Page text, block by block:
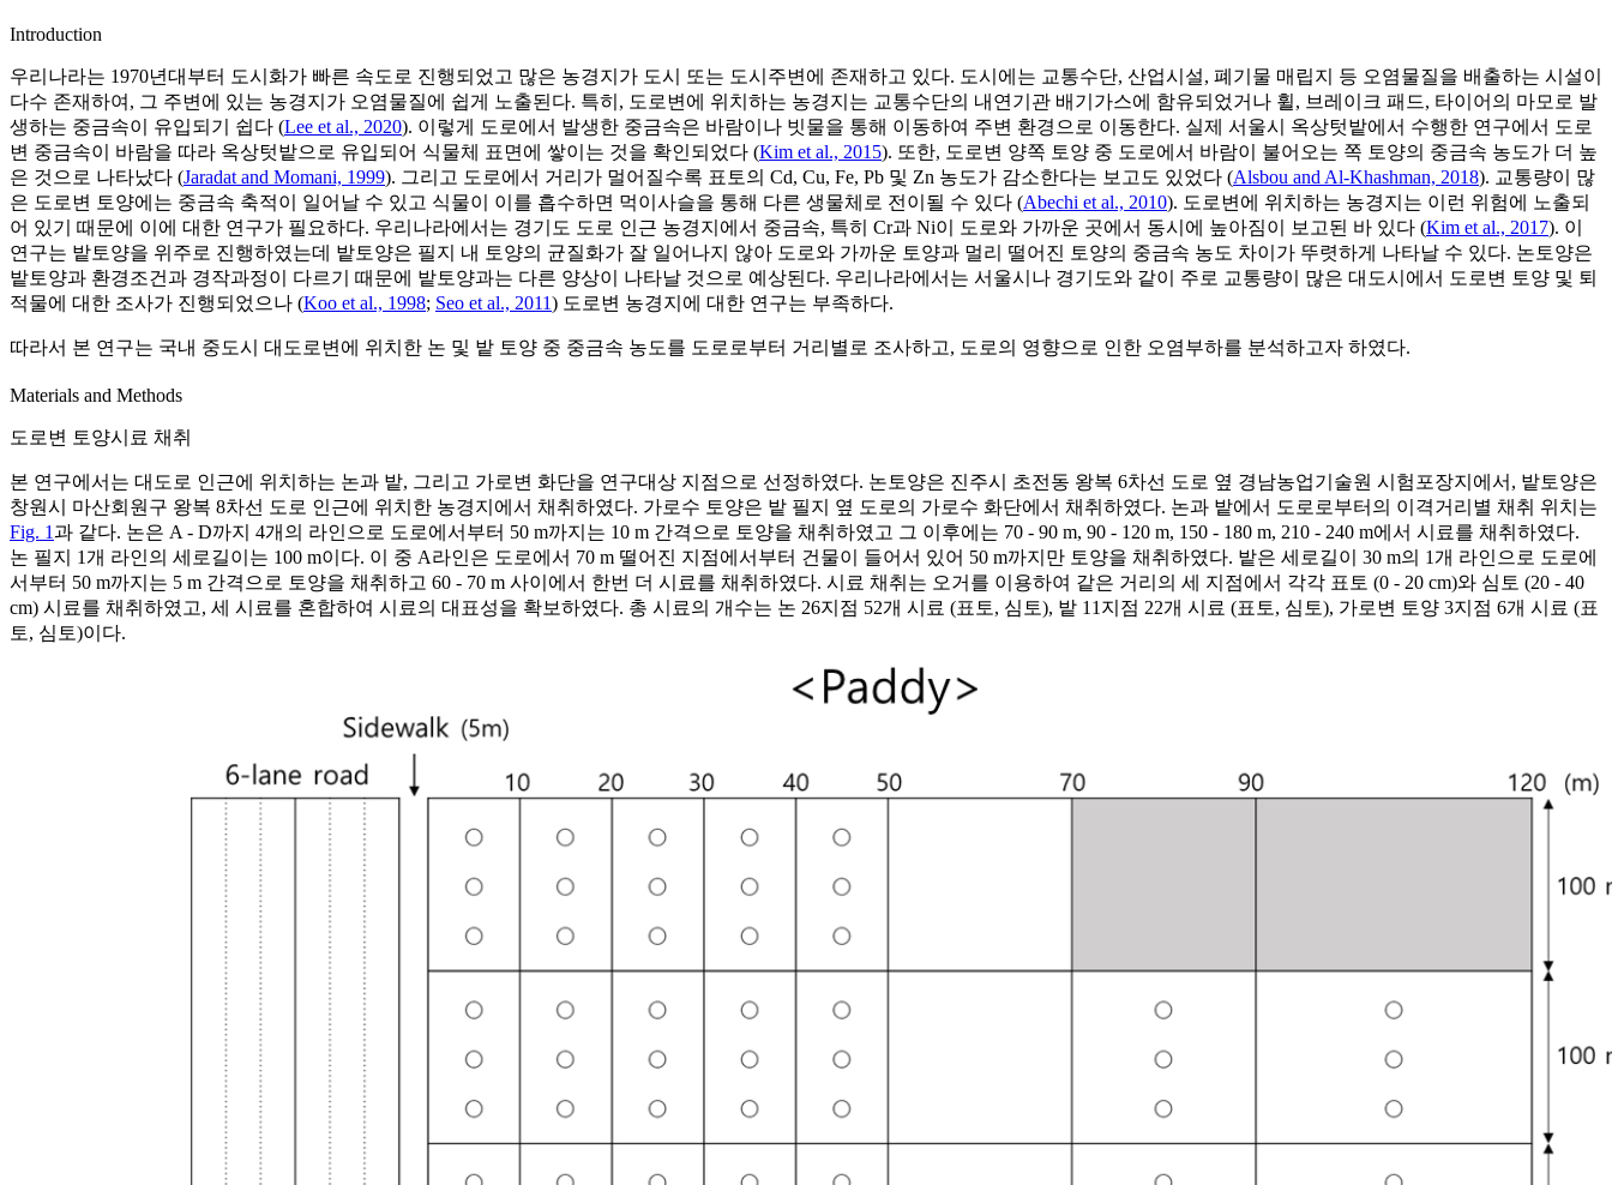
Introduction
우리나라는 1970년대부터 도시화가 빠른 속도로 진행되었고 많은 농경지가 도시 또는 도시주변에 존재하고 있다. 도시에는 교통수단, 산업시설, 폐기물 매립지 등 오염물질을 배출하는 시설이
다수 존재하여, 그 주변에 있는 농경지가 오염물질에 쉽게 노출된다. 특히, 도로변에 위치하는 농경지는 교통수단의 내연기관 배기가스에 함유되었거나 휠, 브레이크 패드, 타이어의 마모로 발
생하는 중금속이 유입되기 쉽다 (Lee et al., 2020). 이렇게 도로에서 발생한 중금속은 바람이나 빗물을 통해 이동하여 주변 환경으로 이동한다. 실제 서울시 옥상텃밭에서 수행한 연구에서 도로
변 중금속이 바람을 따라 옥상텃밭으로 유입되어 식물체 표면에 쌓이는 것을 확인되었다 (Kim et al., 2015). 또한, 도로변 양쪽 토양 중 도로에서 바람이 불어오는 쪽 토양의 중금속 농도가 더 높
은 것으로 나타났다 (Jaradat and Momani, 1999). 그리고 도로에서 거리가 멀어질수록 표토의 Cd, Cu, Fe, Pb 및 Zn 농도가 감소한다는 보고도 있었다 (Alsbou and Al-Khashman, 2018). 교통량이 많
은 도로변 토양에는 중금속 축적이 일어날 수 있고 식물이 이를 흡수하면 먹이사슬을 통해 다른 생물체로 전이될 수 있다 (Abechi et al., 2010). 도로변에 위치하는 농경지는 이런 위험에 노출되
어 있기 때문에 이에 대한 연구가 필요하다. 우리나라에서는 경기도 도로 인근 농경지에서 중금속, 특히 Cr과 Ni이 도로와 가까운 곳에서 동시에 높아짐이 보고된 바 있다 (Kim et al., 2017). 이
연구는 밭토양을 위주로 진행하였는데 밭토양은 필지 내 토양의 균질화가 잘 일어나지 않아 도로와 가까운 토양과 멀리 떨어진 토양의 중금속 농도 차이가 뚜렷하게 나타날 수 있다. 논토양은
밭토양과 환경조건과 경작과정이 다르기 때문에 밭토양과는 다른 양상이 나타날 것으로 예상된다. 우리나라에서는 서울시나 경기도와 같이 주로 교통량이 많은 대도시에서 도로변 토양 및 퇴
적물에 대한 조사가 진행되었으나 (Koo et al., 1998; Seo et al., 2011) 도로변 농경지에 대한 연구는 부족하다.
따라서 본 연구는 국내 중도시 대도로변에 위치한 논 및 밭 토양 중 중금속 농도를 도로로부터 거리별로 조사하고, 도로의 영향으로 인한 오염부하를 분석하고자 하였다.
Materials and Methods
도로변 토양시료 채취
본 연구에서는 대도로 인근에 위치하는 논과 밭, 그리고 가로변 화단을 연구대상 지점으로 선정하였다. 논토양은 진주시 초전동 왕복 6차선 도로 옆 경남농업기술원 시험포장지에서, 밭토양은
창원시 마산회원구 왕복 8차선 도로 인근에 위치한 농경지에서 채취하였다. 가로수 토양은 밭 필지 옆 도로의 가로수 화단에서 채취하였다. 논과 밭에서 도로로부터의 이격거리별 채취 위치는
Fig. 1과 같다. 논은 A - D까지 4개의 라인으로 도로에서부터 50 m까지는 10 m 간격으로 토양을 채취하였고 그 이후에는 70 - 90 m, 90 - 120 m, 150 - 180 m, 210 - 240 m에서 시료를 채취하였다.
논 필지 1개 라인의 세로길이는 100 m이다. 이 중 A라인은 도로에서 70 m 떨어진 지점에서부터 건물이 들어서 있어 50 m까지만 토양을 채취하였다. 밭은 세로길이 30 m의 1개 라인으로 도로에
서부터 50 m까지는 5 m 간격으로 토양을 채취하고 60 - 70 m 사이에서 한번 더 시료를 채취하였다. 시료 채취는 오거를 이용하여 같은 거리의 세 지점에서 각각 표토 (0 - 20 cm)와 심토 (20 - 40
cm) 시료를 채취하였고, 세 시료를 혼합하여 시료의 대표성을 확보하였다. 총 시료의 개수는 논 26지점 52개 시료 (표토, 심토), 밭 11지점 22개 시료 (표토, 심토), 가로변 토양 3지점 6개 시료 (표
토, 심토)이다.